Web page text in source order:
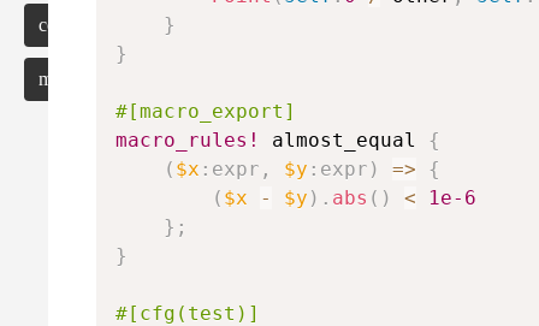
数
collections
misc
}
}
#[macro_export]
macro_rules!
almost_equal {
( $x : expr , $y : expr ) =>
{
( $x - $y ) . abs ( ) <
1e-6
} ;
}
#[cfg(test)]